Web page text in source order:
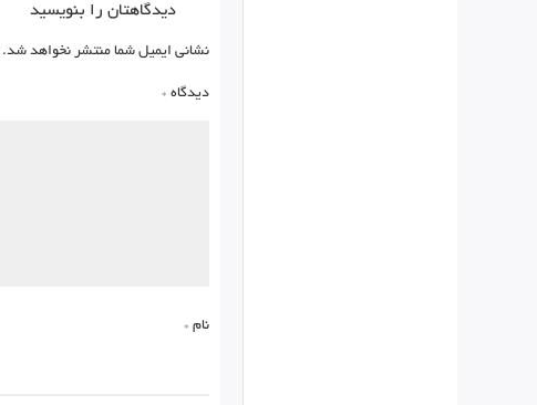
دیدگاهتان را بنویسید
نشانی ایمیل شما منتشر نخواهد شد.
دیدگاه *
نام *